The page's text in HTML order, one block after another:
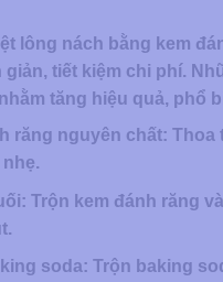
lông nách bằng kem
giản, tiết kiệm chi phí.
tăng hiệu quả, phổ
răng nguyên chất:
Trộn kem đánh răng
soda: Trộn baking